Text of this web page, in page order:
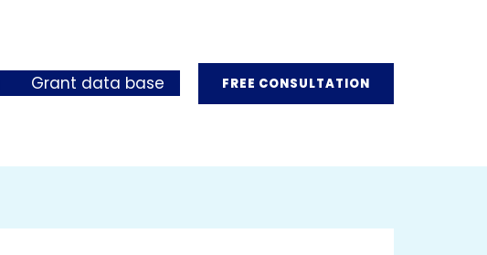
Grant data base FREE CONSULTATION